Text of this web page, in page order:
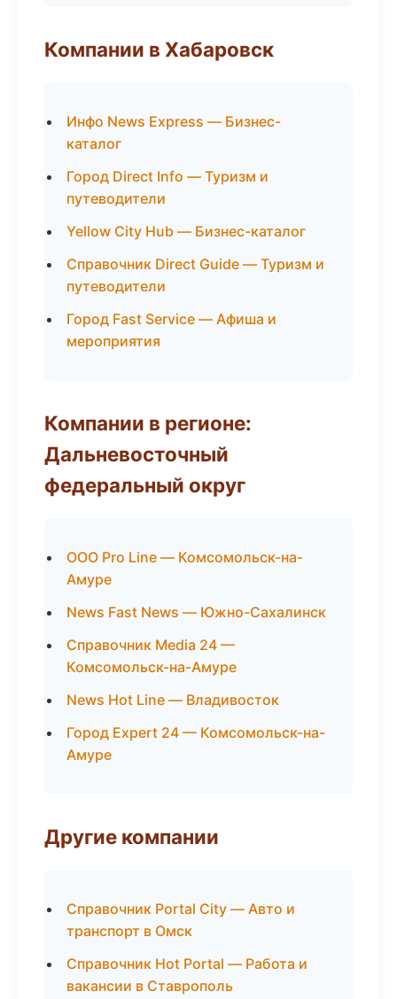
Компании в Хабаровск
Инфо News Express — Бизнес-
каталог
Город Direct Info — Туризм и
путеводители
Yellow City Hub — Бизнес-каталог
Справочник Direct Guide — Туризм и
путеводители
Город Fast Service — Афиша и
мероприятия
Компании в регионе:
Дальневосточный
федеральный округ
ООО Pro Line — Комсомольск-на-
Амуре
News Fast News — Южно-Сахалинск
Справочник Media 24 —
Комсомольск-на-Амуре
News Hot Line — Владивосток
Город Expert 24 — Комсомольск-на-
Амуре
Другие компании
Справочник Portal City — Авто и
транспорт в Омск
Справочник Hot Portal — Работа и
вакансии в Ставрополь